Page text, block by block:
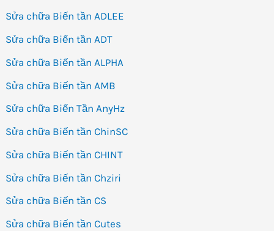
Sửa chữa Biến tần ADLEE
Sửa chữa Biến tần ADT
Sửa chữa Biến tần ALPHA
Sửa chữa Biến tần AMB
Sửa chữa Biến Tần AnyHz
Sửa chữa Biến tần ChinSC
Sửa chữa Biến tần CHINT
Sửa chữa Biến tần Chziri
Sửa chữa Biến tần CS
Sửa chữa Biến tần Cutes